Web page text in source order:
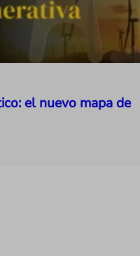
el nuevo mapa de